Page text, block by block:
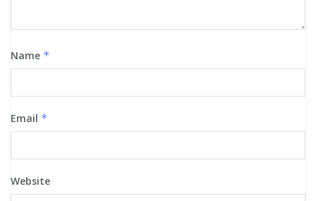
Name *
Email *
Website